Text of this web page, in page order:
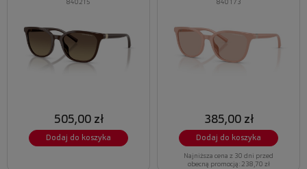
8402T5
505,00 zł
Dodaj do koszyka
840173
385,00 zł
Dodaj do koszyka
Najniższa cena z 30 dni przed
obecną promocją: 238,70 zł